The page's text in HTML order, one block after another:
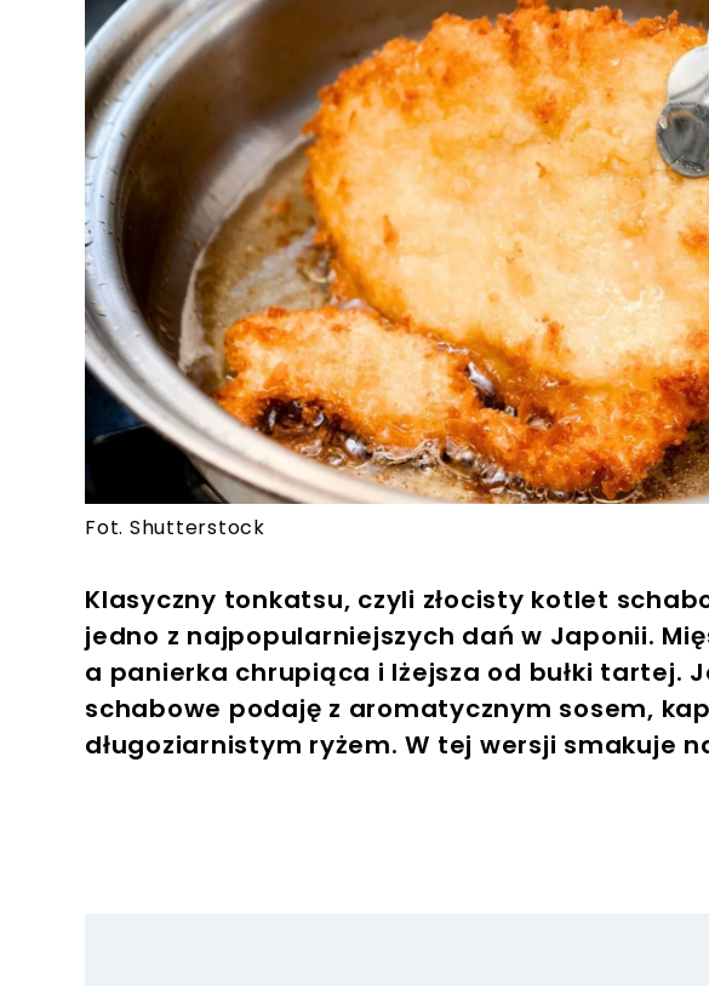
Fot. Shutterstock
Klasyczny tonkatsu, czyli złocisty kotlet
jedno z najpopularniejszych dań w Japonii.
a panierka chrupiąca i lżejsza od bułki tartej.
schabowe podaję z aromatycznym sosem,
długoziarnistym ryżem. W tej wersji smakuje